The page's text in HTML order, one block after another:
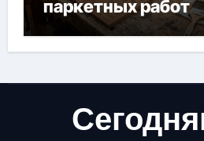
паркетных работ